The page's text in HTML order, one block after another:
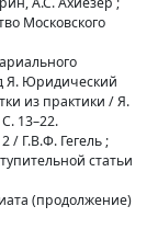
Московского
Я. Юридический
из практики / Я.
13–22.
/ Г.В.Ф. Гегель ;
статьи
(продолжение)